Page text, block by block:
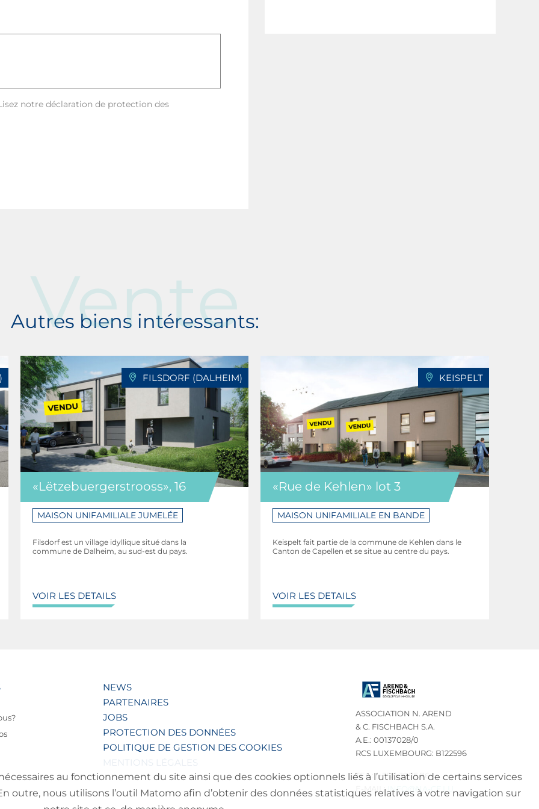
et de Grevenmacher en période
Contern, est à 15 minutes en voiture et
site de l’école de la Kierlingerstrooss à Dalheim.
relais «An den Wolleken». Le cycle 4 est proposé
Ville et à Grevenmacher, qui sont tous
d’accès.
notre déclaration de protection des
Vente
Autres biens intéressants:
FILSDORF (DALHEIM)
«Lëtzebuergerstrooss», 16
MAISON UNIFAMILIALE JUMELÉE
Filsdorf est un village idyllique situé dans la
commune de Dalheim, au sud-est du pays.
VOIR LES DETAILS
KEISPELT
«Rue de Kehlen» lot 3
MAISON UNIFAMILIALE EN BANDE
Keispelt fait partie de la commune de Kehlen dans le
Canton de Capellen et se situe au centre du pays.
VOIR LES DETAILS
NEWS
PARTENAIRES
JOBS
PROTECTION DES DONNÉES
POLITIQUE DE GESTION DES COOKIES
MENTIONS LÉGALES
ASSOCIATION N. AREND
& C. FISCHBACH S.A.
A.E.: 00137028/0
RCS LUXEMBOURG: B122596
TEL.: (+352) 32 75 76
E-MAIL:
INFO@NA-CF.LU
au fonctionnement du site ainsi que des cookies optionnels liés à l’utilisation de certains services
nous utilisons l’outil Matomo afin d’obtenir des données statistiques relatives à votre navigation sur